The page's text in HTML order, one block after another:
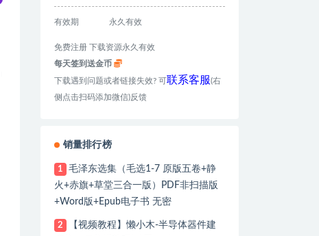
有效期 永久有效
免费注册 下载资源永久有效
每天签到送金币
下载遇到问题或者链接失效? 可联系客服(右
侧点击扫码添加微信)反馈
销量排行榜
1
毛泽东选集（毛选1-7 原版五卷+静
火+赤旗+草堂三合一版）PDF非扫描版
+Word版+Epub电子书 无密
2
【视频教程】懒小木-半导体器件建